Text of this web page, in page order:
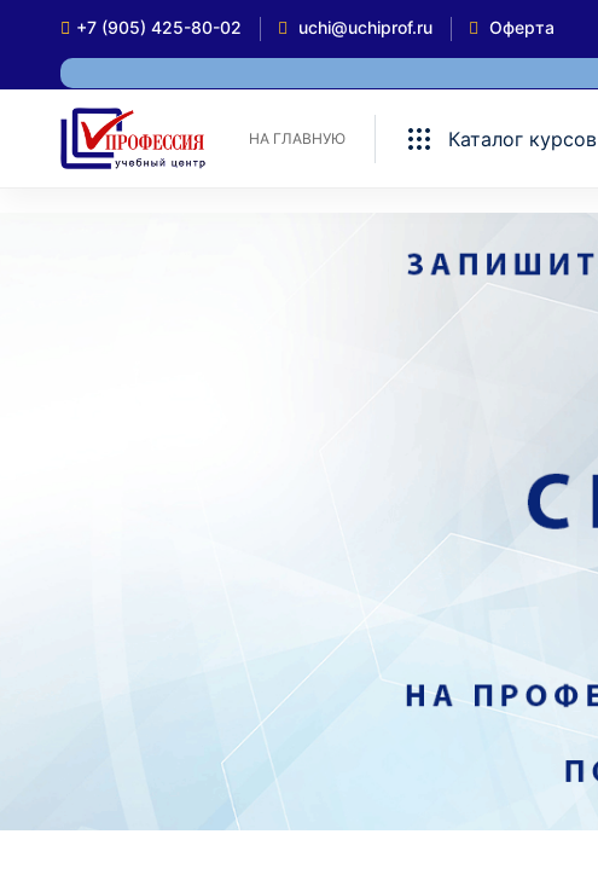
+7 (905) 425-80-02 uchi@uchiprof.ru Оферта
НА ГЛАВНУЮ Каталог курсов